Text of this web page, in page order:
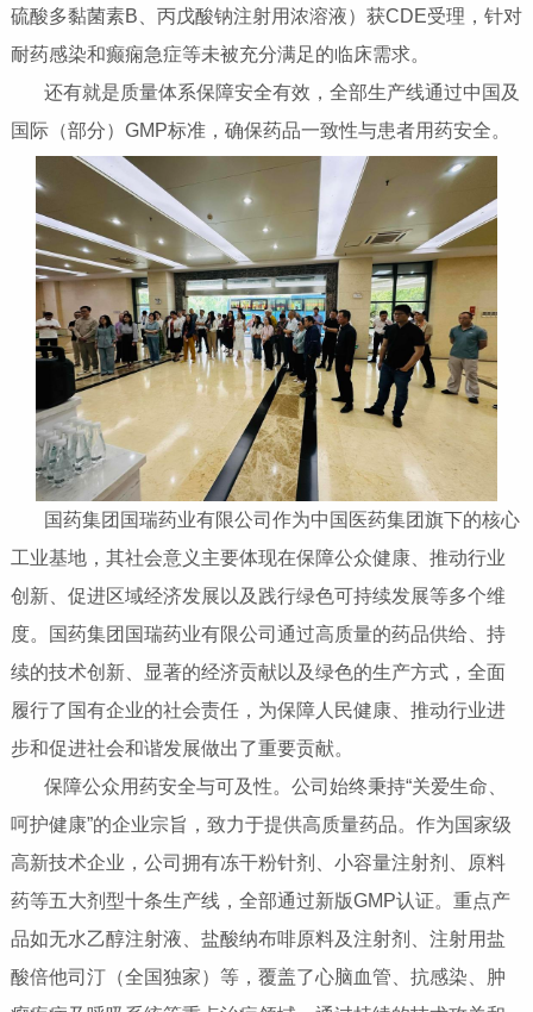
硫酸多黏菌素B、丙戊酸钠注射用浓溶液）获CDE受理，针对
耐药感染和癫痫急症等未被充分满足的临床需求。
还有就是质量体系保障安全有效‌，全部生产线通过中国及
国际（部分）GMP标准，确保药品一致性与患者用药安全。‌‌
国药集团国瑞药业有限公司作为中国医药集团旗下的核心
工业基地，其社会意义主要体现在保障公众健康、推动行业
创新、促进区域经济发展以及践行绿色可持续发展等多个维
度。国药集团国瑞药业有限公司通过高质量的药品供给、持
续的技术创新、显著的经济贡献以及绿色的生产方式，全面
履行了国有企业的社会责任，为保障人民健康、推动行业进
步和促进社会和谐发展做出了重要贡献。
保障公众用药安全与可及性‌。公司始终秉持“关爱生命、
呵护健康”的企业宗旨，致力于提供高质量药品。作为国家级
高新技术企业，公司拥有冻干粉针剂、小容量注射剂、原料
药等五大剂型十条生产线，全部通过新版GMP认证。重点产
品如无水乙醇注射液、盐酸纳布啡原料及注射剂、注射用盐
酸倍他司汀（全国独家）等，覆盖了心脑血管、抗感染、肿